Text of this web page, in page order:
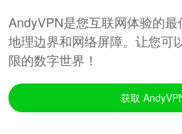
AndyVPN是您互联网体验的
地理边界和网络屏障。让您可
限的数字世界！
获取